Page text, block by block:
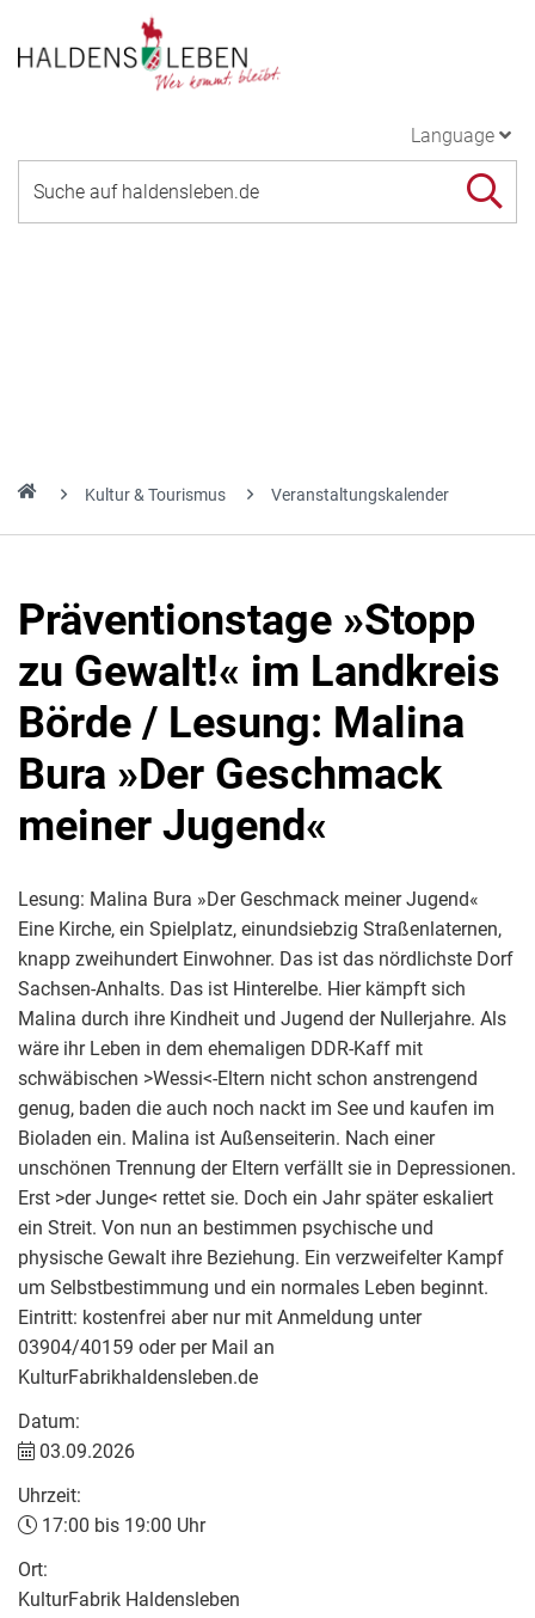
Language
Kultur & Tourismus Veranstaltungskalender
Präventionstage »Stopp
zu Gewalt!« im Landkreis
Börde / Lesung: Malina
Bura »Der Geschmack
meiner Jugend«
Lesung: Malina Bura »Der Geschmack meiner Jugend«
Eine Kirche, ein Spielplatz, einundsiebzig Straßenlaternen,
knapp zweihundert Einwohner. Das ist das nördlichste Dorf
Sachsen-Anhalts. Das ist Hinterelbe. Hier kämpft sich
Malina durch ihre Kindheit und Jugend der Nullerjahre. Als
wäre ihr Leben in dem ­ehemaligen DDR-Kaff mit
schwäbischen >Wessi<-Eltern nicht schon anstrengend
genug, baden die auch noch nackt im See und kaufen im
Bioladen ein. Malina ist Außenseiterin. Nach einer
unschönen Trennung der Eltern verfällt sie in Depressionen.
Erst >der Junge< rettet sie. Doch ein Jahr später eskaliert
ein Streit. Von nun an bestimmen psychische und
physische Gewalt ihre Beziehung. Ein verzweifelter Kampf
um Selbstbestimmung und ein normales Leben beginnt.
Eintritt: kostenfrei aber nur mit Anmeldung unter
03904/40159 oder per Mail an
KulturFabrikhaldensleben.de
Datum:
03.09.2026
Uhrzeit:
17:00 bis 19:00 Uhr
Ort:
KulturFabrik Haldensleben